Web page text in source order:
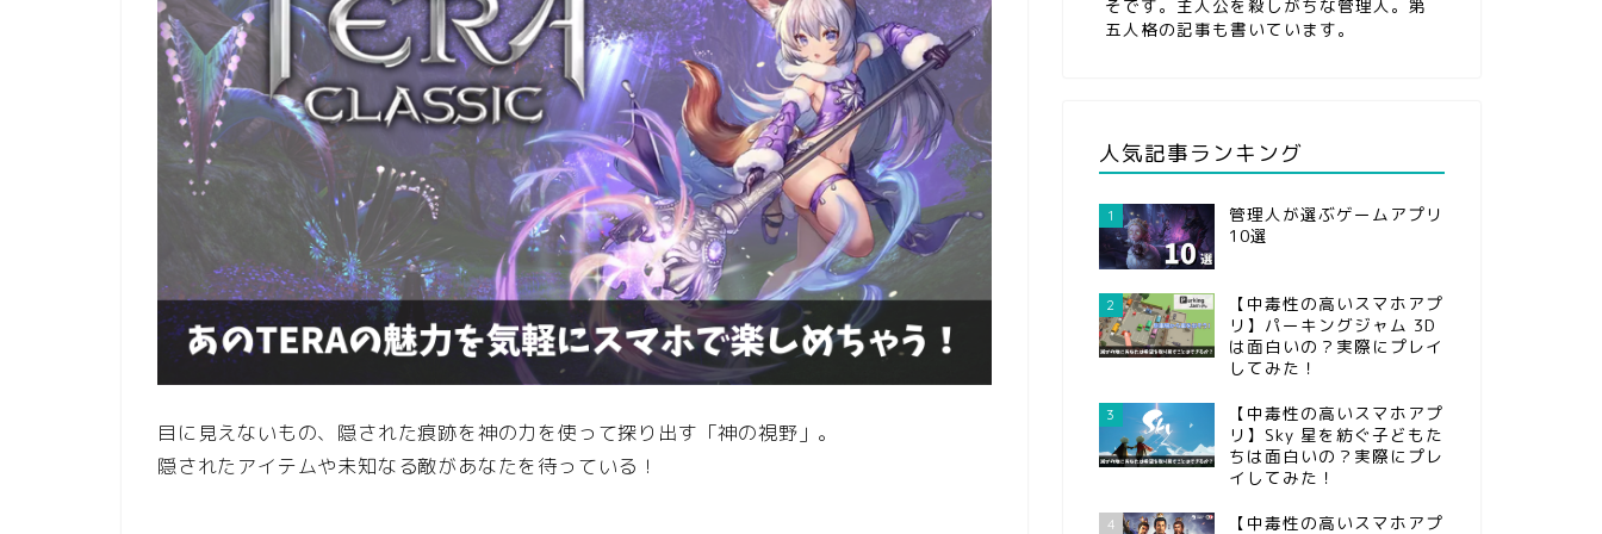
目に見えないもの、隠された痕跡を神の力を使って探り出す「神の視野」。
隠されたアイテムや未知なる敵があなたを待っている！
そです。主人公を殺しがちな管理人。第
五人格の記事も書いています。
人気記事ランキング
1
管理人が選ぶゲームアプリ
10選
2
【中毒性の高いスマホアプ
リ】パーキングジャム 3D
は面白いの？実際にプレイ
してみた！
3
【中毒性の高いスマホアプ
リ】Sky 星を紡ぐ子どもた
ちは面白いの？実際にプレ
イしてみた！
4
【中毒性の高いスマホアプ